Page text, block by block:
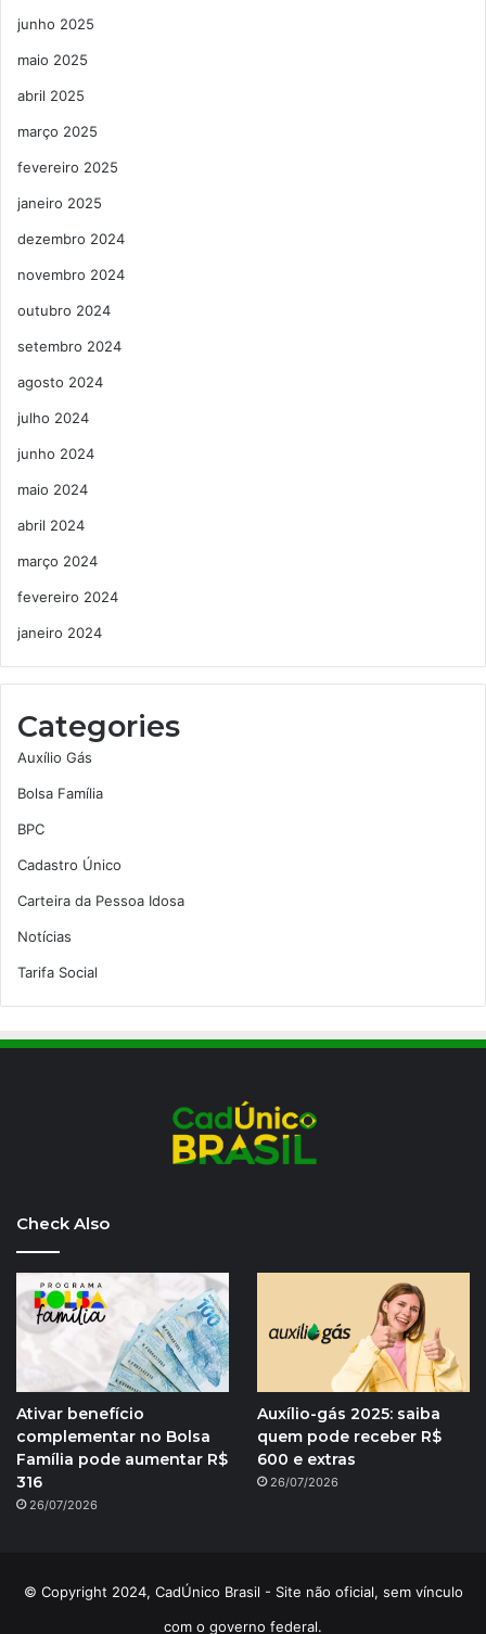
junho 2025
maio 2025
abril 2025
março 2025
fevereiro 2025
janeiro 2025
dezembro 2024
novembro 2024
outubro 2024
setembro 2024
agosto 2024
julho 2024
junho 2024
maio 2024
abril 2024
março 2024
fevereiro 2024
janeiro 2024
Categories
Auxílio Gás
Bolsa Família
BPC
Cadastro Único
Carteira da Pessoa Idosa
Notícias
Tarifa Social
Check Also
Ativar benefício
complementar no Bolsa
Família pode aumentar R$
316
26/07/2026
Auxílio-gás 2025: saiba
quem pode receber R$
600 e extras
26/07/2026
© Copyright 2024, CadÚnico Brasil - Site não oficial, sem vínculo
com o governo federal.